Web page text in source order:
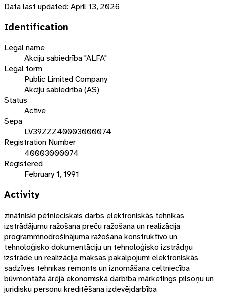
Data last updated: April 13, 2026
Identification
Legal name
Akciju sabiedrība "ALFA"
Legal form
Public Limited Company
Akciju sabiedrība (AS)
Status
Active
Sepa
LV39ZZZ40003000074
Registration Number
40003000074
Registered
February 1, 1991
Activity
zinātniski pētnieciskais darbs elektroniskās tehnikas
izstrādājumu ražošana preču ražošana un realizācija
programmnodrošinājuma ražošana konstruktīvo un
tehnoloģisko dokumentāciju un tehnoloģisko izstrādņu
izstrāde un realizācija maksas pakalpojumi elektroniskās
sadzīves tehnikas remonts un iznomāšana celtniecība
būvmontāža ārējā ekonomiskā darbība mārketings pilsoņu un
juridisku personu kreditēšana izdevējdarbība